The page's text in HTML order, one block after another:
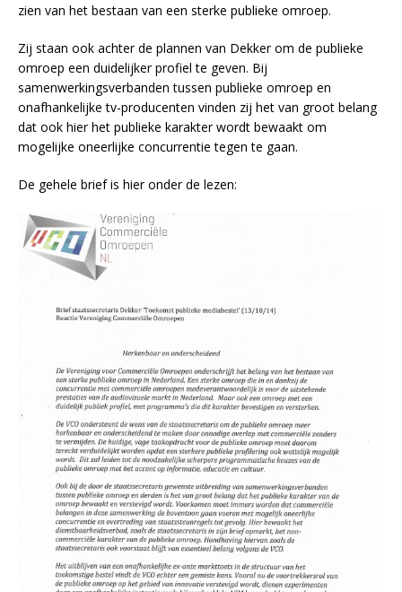
zien van het bestaan van een sterke publieke omroep.
Zij staan ook achter de plannen van Dekker om de publieke
omroep een duidelijker profiel te geven. Bij
samenwerkingsverbanden tussen publieke omroep en
onafhankelijke tv-producenten vinden zij het van groot belang
dat ook hier het publieke karakter wordt bewaakt om
mogelijke oneerlijke concurrentie tegen te gaan.
De gehele brief is hier onder de lezen: